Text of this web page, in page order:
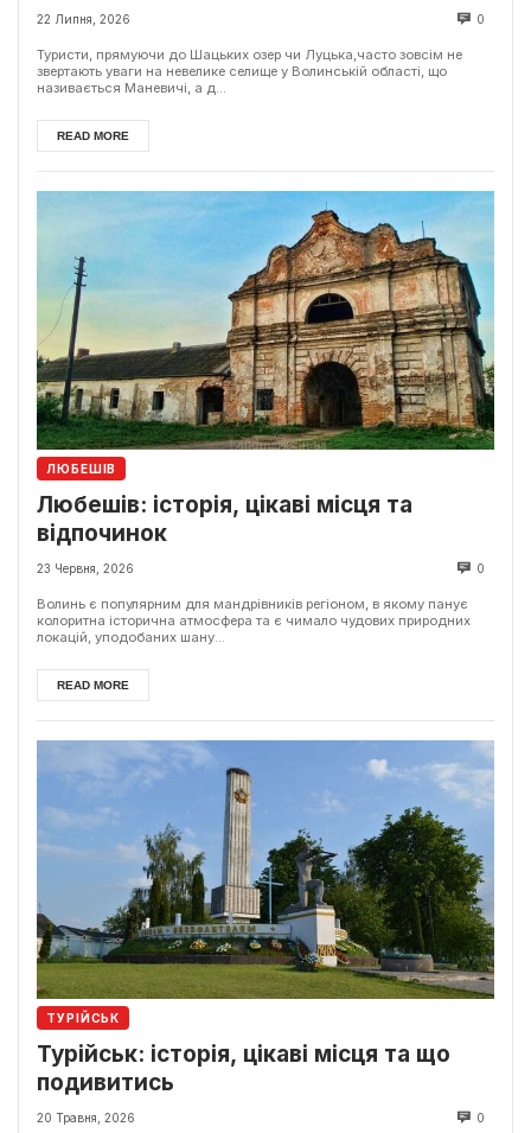
22 Липня, 2026 0
Туристи, прямуючи до Шацьких озер чи Луцька,часто зовсім не
звертають уваги на невелике селище у Волинській області, що
називається Маневичі, а д...
READ MORE
ЛЮБЕШІВ
Любешів: історія, цікаві місця та
відпочинок
23 Червня, 2026 0
Волинь є популярним для мандрівників регіоном, в якому панує
колоритна історична атмосфера та є чимало чудових природних
локацій, уподобаних шану...
READ MORE
ТУРІЙСЬК
Турійськ: історія, цікаві місця та що
подивитись
20 Травня, 2026 0